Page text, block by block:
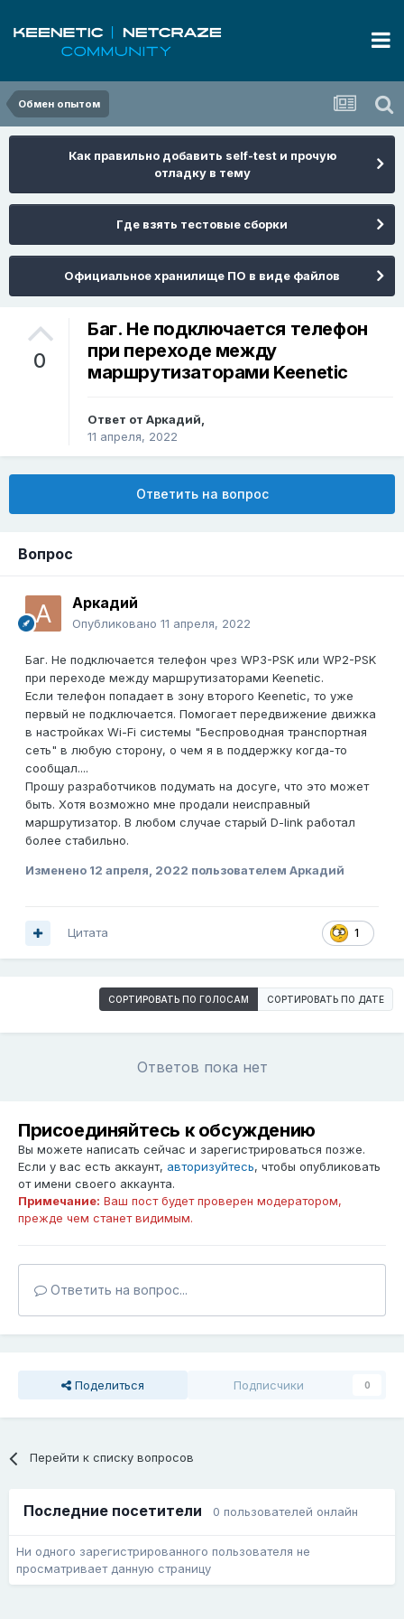
Обмен опытом
Как правильно добавить self-test и прочую
отладку в тему
Где взять тестовые сборки
Официальное хранилище ПО в виде файлов
0
Баг. Не подключается телефон
при переходе между
маршрутизаторами Keenetic
Ответ от Аркадий,
11 апреля, 2022
Ответить на вопрос
Вопрос
Аркадий
Опубликовано 11 апреля, 2022
Баг. Не подключается телефон чрез WP3-PSK или WP2-PSK
при переходе между маршрутизаторами Keenetic.
Если телефон попадает в зону второго Keenetic, то уже
первый не подключается. Помогает передвижение движка
в настройках Wi-Fi системы "Беспроводная транспортная
сеть" в любую сторону, о чем я в поддержку когда-то
сообщал....
Прошу разработчиков подумать на досуге, что это может
быть. Хотя возможно мне продали неисправный
маршрутизатор. В любом случае старый D-link работал
более стабильно.
Изменено 12 апреля, 2022 пользователем Аркадий
1
Цитата
СОРТИРОВАТЬ ПО ГОЛОСАМ СОРТИРОВАТЬ ПО ДАТЕ
Ответов пока нет
Присоединяйтесь к обсуждению
Вы можете написать сейчас и зарегистрироваться позже.
Если у вас есть аккаунт, авторизуйтесь, чтобы опубликовать
от имени своего аккаунта.
Примечание: Ваш пост будет проверен модератором,
прежде чем станет видимым.
Ответить на вопрос...
Поделиться Подписчики 0
Перейти к списку вопросов
Последние посетители 0 пользователей онлайн
Ни одного зарегистрированного пользователя не
просматривает данную страницу